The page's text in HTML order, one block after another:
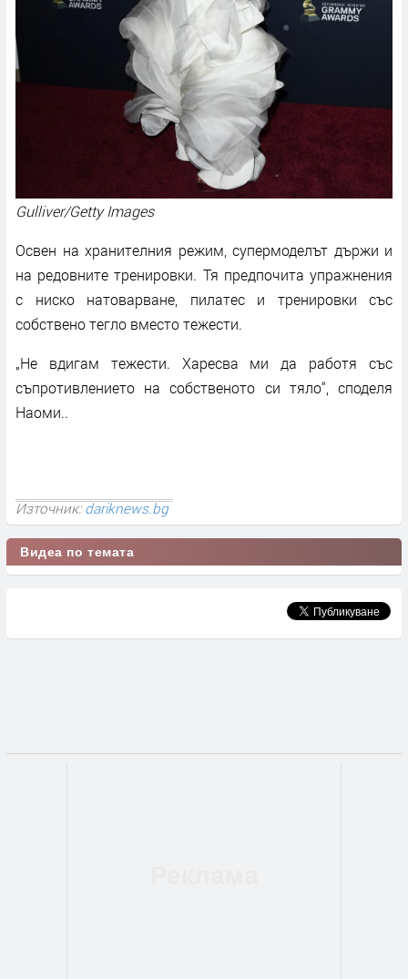
Gulliver/Getty Images
Освен на хранителния режим, супермоделът държи и
на редовните тренировки. Тя предпочита упражнения
с ниско натоварване, пилатес и тренировки със
собствено тегло вместо тежести.
„Не вдигам тежести. Харесва ми да работя със
съпротивлението на собственото си тяло“, споделя
Наоми..
Източник:dariknews.bg
Видеа по темата